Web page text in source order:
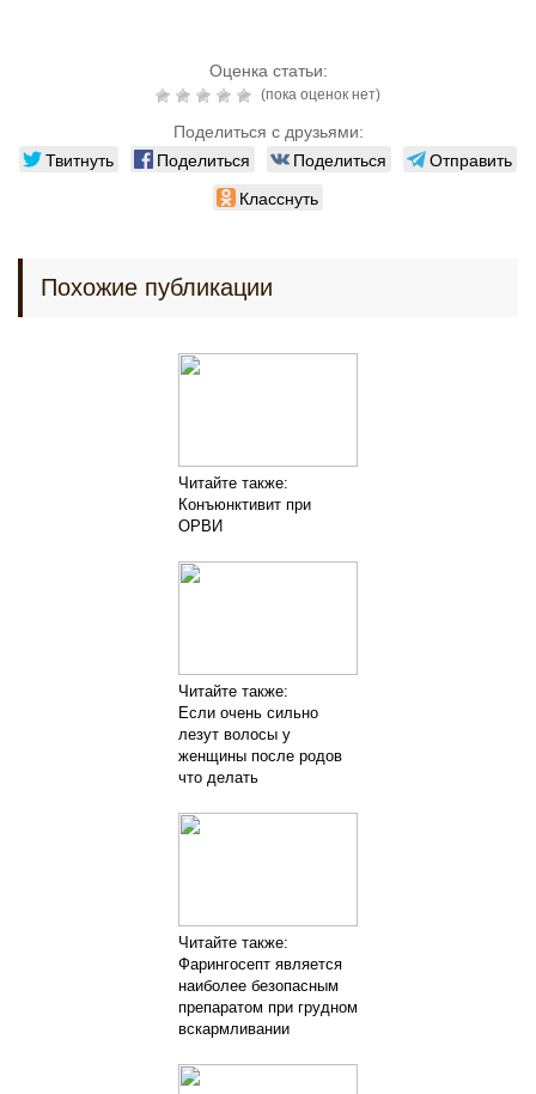
Оценка статьи:
(пока оценок нет)
Поделиться с друзьями:
Твитнуть Поделиться Поделиться
Отправить
Класснуть
Похожие публикации
Читайте также:
Конъюнктивит при
ОРВИ
Читайте также:
Если очень сильно
лезут волосы у
женщины после родов
что делать
Читайте также:
Фарингосепт является
наиболее безопасным
препаратом при грудном
вскармливании